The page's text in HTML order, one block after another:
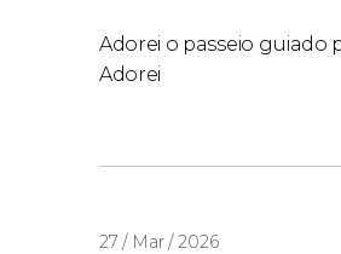
Adorei o passeio guiado
Adorei
27 / Mar / 2026